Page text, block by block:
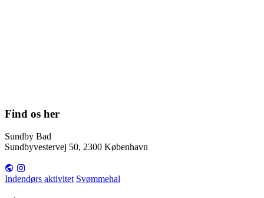
Find os her
Sundby Bad
Sundbyvestervej 50, 2300 København
Indendørs aktivitet Svømmehal